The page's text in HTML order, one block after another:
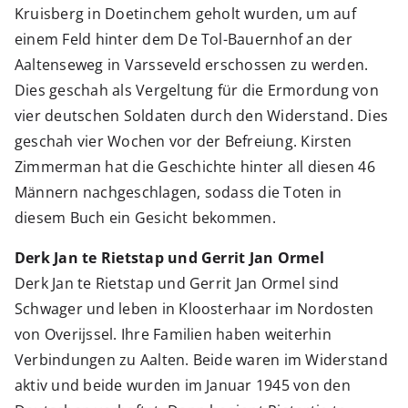
Kruisberg in Doetinchem geholt wurden, um auf
einem Feld hinter dem De Tol-Bauernhof an der
Aaltenseweg in Varsseveld erschossen zu werden.
Dies geschah als Vergeltung für die Ermordung von
vier deutschen Soldaten durch den Widerstand. Dies
geschah vier Wochen vor der Befreiung. Kirsten
Zimmerman hat die Geschichte hinter all diesen 46
Männern nachgeschlagen, sodass die Toten in
diesem Buch ein Gesicht bekommen.
Derk Jan te Rietstap und Gerrit Jan Ormel
Derk Jan te Rietstap und Gerrit Jan Ormel sind
Schwager und leben in Kloosterhaar im Nordosten
von Overijssel. Ihre Familien haben weiterhin
Verbindungen zu Aalten. Beide waren im Widerstand
aktiv und beide wurden im Januar 1945 von den